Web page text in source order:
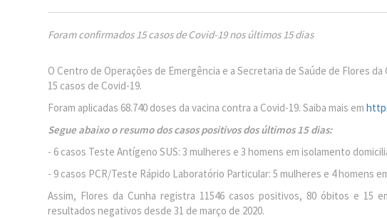
Foram confirmados 15 casos de Covid-19 nos últimos 15 dias
O Centro de Operações de Emergência e a Secretaria de Saúde de Flores
15 casos de Covid-19.
Foram aplicadas 68.740 doses da vacina contra a Covid-19. Saiba mais em
Segue abaixo o resumo dos casos positivos dos últimos 15 dias:
- 6 casos Teste Antígeno SUS: 3 mulheres e 3 homens em isolamento
- 9 casos PCR/Teste Rápido Laboratório Particular: 5 mulheres e 4 homens
Assim, Flores da Cunha registra 11546 casos positivos, 80 óbitos e 15
resultados negativos desde 31 de março de 2020.